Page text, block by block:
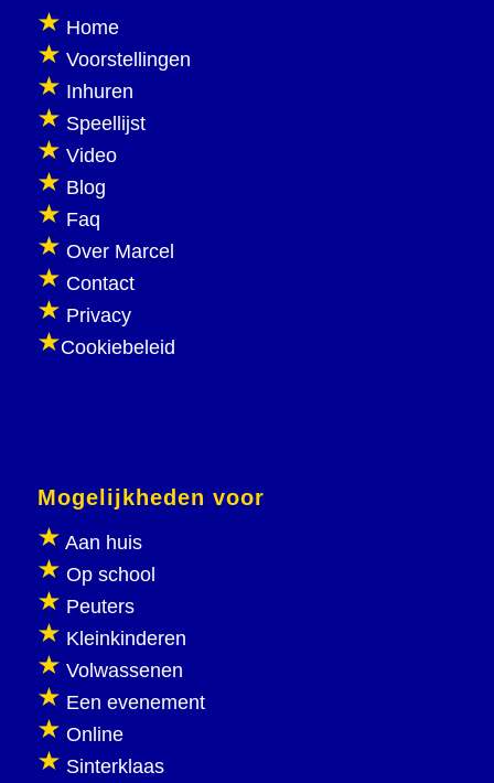
Home
Voorstellingen
Inhuren
Speellijst
Video
Blog
Faq
Over Marcel
Contact
Privacy
Cookiebeleid
Mogelijkheden voor
Aan huis
Op school
Peuters
Kleinkinderen
Volwassenen
Een evenement
Online
Sinterklaas